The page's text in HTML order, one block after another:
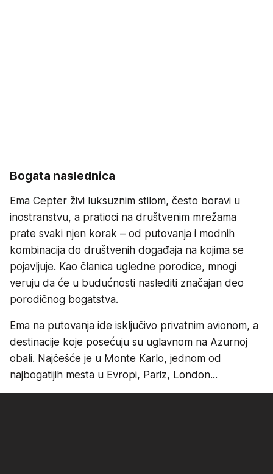
Bogata naslednica
Ema Cepter živi luksuznim stilom, često boravi u
inostranstvu, a pratioci na društvenim mrežama
prate svaki njen korak – od putovanja i modnih
kombinacija do društvenih događaja na kojima se
pojavljuje. Kao članica ugledne porodice, mnogi
veruju da će u budućnosti naslediti značajan deo
porodičnog bogatstva.
Ema na putovanja ide isključivo privatnim avionom, a
destinacije koje posećuju su uglavnom na Azurnoj
obali. Najčešće je u Monte Karlo, jednom od
najbogatijih mesta u Evropi, Pariz, London...